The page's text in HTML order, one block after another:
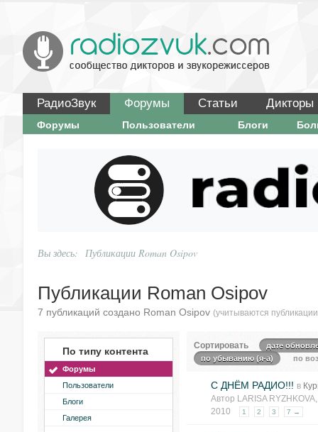
РадиоЗвук Форумы Статьи Дикторы
Форумы Пользователи Блоги
Вы здесь: Публикации Roman Osipov
Публикации Roman Osipov
7 публикаций создано Roman Osipov (учитываются
По типу контента
Форумы
Пользователи
Блоги
Галерея
Сортировать
дате
по убыванию (я-а)
по
С ДНЁМ РАДИО!!! в
Автор LARISA RYZHKOVA
2010
1 2 3 7 →